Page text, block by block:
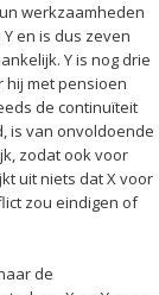
werkzaamheden
en is dus zeven
Y is nog drie
hij met pensioen
de continuïteit
is van onvoldoende
zodat ook voor
uit niets dat X voor
zou eindigen of
de